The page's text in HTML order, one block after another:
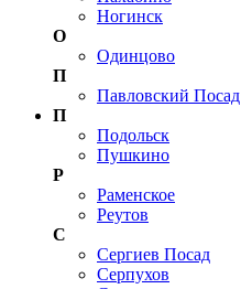
Ногинск
О
Одинцово
П
Павловский Посад
П
Подольск
Пушкино
Р
Раменское
Реутов
С
Сергиев Посад
Серпухов